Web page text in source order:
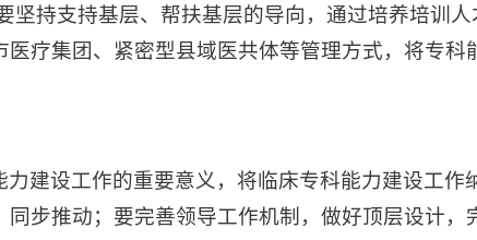
持支持基层、帮扶基层的导向，通过培养培训
疗集团、紧密型县域医共体等管理方式，将专科
建设工作的重要意义，将临床专科能力建设工
步推动；要完善领导工作机制，做好顶层设计，